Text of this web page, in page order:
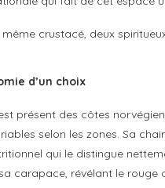
même crustacé, deux
d’un choix
présent des côtes
selon les zones. Sa
qui le distingue
carapace, révélant le